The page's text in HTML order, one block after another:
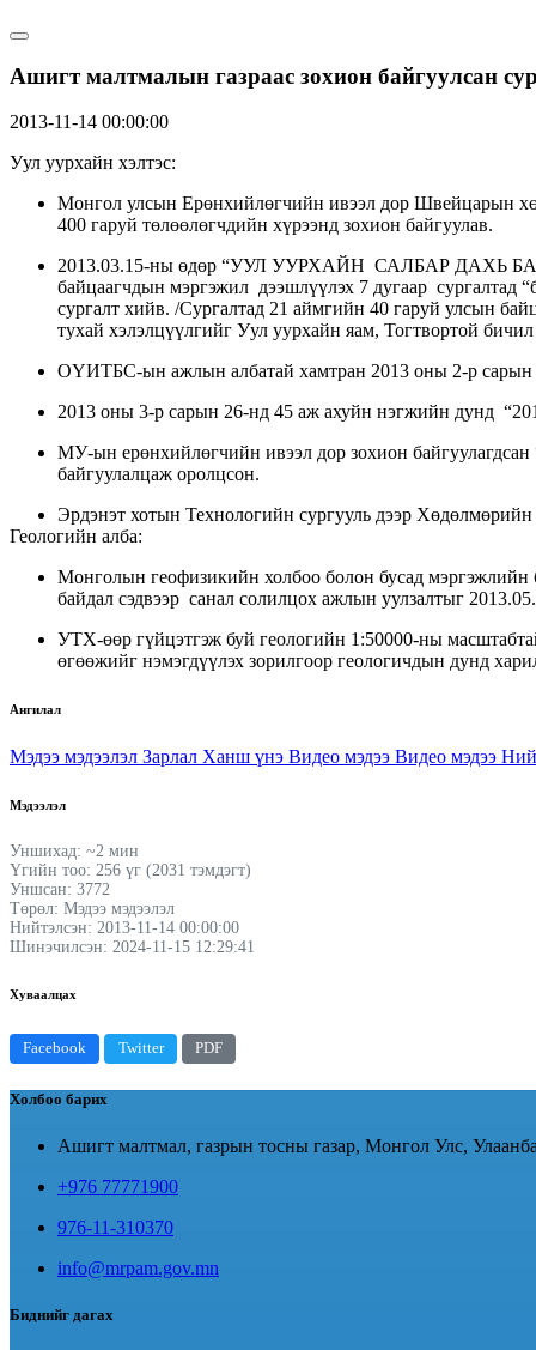
Ашигт малтмалын газраас зохион байгуулсан
2013-11-14 00:00:00
Уул уурхайн хэлтэс:
Монгол улсын Ерөнхийлөгчийн ивээл дор Швейцарын
400 гаруй төлөөлөгчдийн хүрээнд зохион байгуулав.
2013.03.15-ны өдөр “УУЛ УУРХАЙН САЛБАР ДАХЬ
байцаагчдын мэргэжил дээшлүүлэх 7 дугаар сургалтад
сургалт хийв. /Сургалтад 21 аймгийн 40 гаруй улсын
тухай хэлэлцүүлгийг Уул уурхайн яам, Тогтвортой
ОҮИТБС-ын ажлын албатай хамтран 2013 оны 2-р сарын
2013 оны 3-р сарын 26-нд 45 аж ахуйн нэгжийн дунд
МУ-ын ерөнхийлөгчийн ивээл дор зохион
байгуулалцаж оролцсон.
Эрдэнэт хотын Технологийн сургууль дээр
Геологийн алба:
Монголын геофизикийн холбоо болон бусад мэргэжлийн
байдал сэдвээр санал солилцох ажлын уулзалтыг
УТХ-өөр гүйцэтгэж буй геологийн 1:50000-ны
өгөөжийг нэмэгдүүлэх зорилгоор геологичдын дунд
Ангилал
Мэдээ мэдээлэл Зарлал Ханш үнэ Видео мэдээ Видео мэдээ
Мэдээлэл
Уншихад: ~2 мин
Үгийн тоо: 256 үг (2031 тэмдэгт)
Уншсан: 3772
Төрөл: Мэдээ мэдээлэл
Нийтэлсэн: 2013-11-14 00:00:00
Шинэчилсэн: 2024-11-15 12:29:41
Хуваалцах
Facebook Twitter PDF
Холбоо барих
Ашигт малтмал, газрын тосны газар, Монгол Улс,
+976 77771900
976-11-310370
info@mrpam.gov.mn
Биднийг дагах